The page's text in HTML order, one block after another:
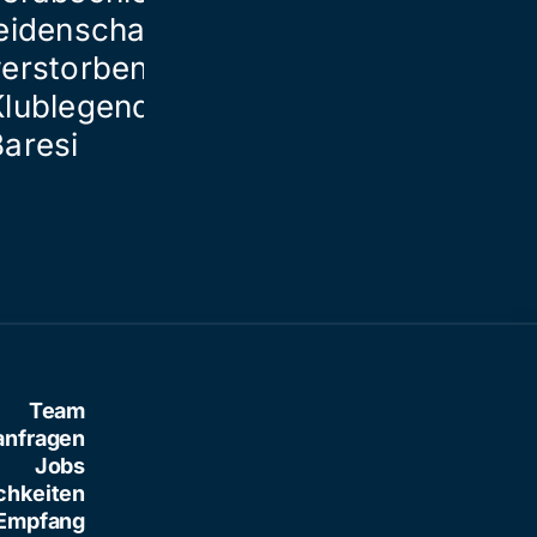
von
Franco
Team
Jobs